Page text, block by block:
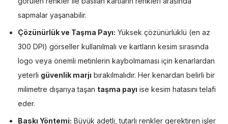
sapmalar yaşanabilir.
Çözünürlük ve Taşma Payı: Yüksek çözünürlüklü (en az
300 DPI) görseller kullanılmalı ve kartların kesim sırasında
logo veya önemli metinlerin kaybolmaması için kenarlardan
yeterli güvenlik marjı bırakılmalıdır. Her kenardan belirli bir
milimetre dışarıya taşan taşma payı ise kesim hatasını telafi
eder.
Baskı Yöntemi: Büyük adetli, tutarlı renkler gerektiren işler